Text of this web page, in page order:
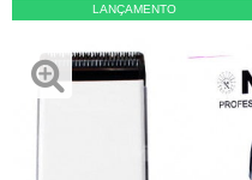
LANÇAMENTO